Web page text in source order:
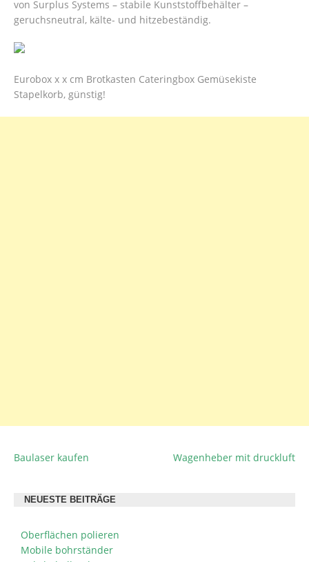
von Surplus Systems – stabile Kunststoffbehälter –
geruchsneutral, kälte- und hitzebeständig.
Eurobox x x cm Brotkasten Cateringbox Gemüsekiste
Stapelkorb, günstig!
BEITRAGSNAVIGATION
Baulaser kaufen Wagenheber mit druckluft
NEUESTE BEITRÄGE
Oberflächen polieren
Mobile bohrständer